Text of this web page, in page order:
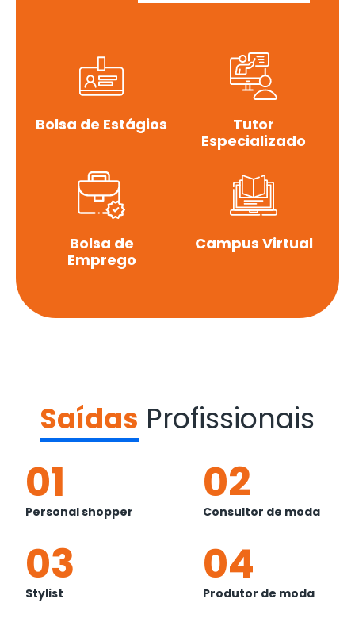
Bolsa de Estágios
Tutor
Especializado
Bolsa de
Emprego
Campus Virtual
Saídas Profissionais
01
Personal shopper
02
Consultor de moda
03
Stylist
04
Produtor de moda